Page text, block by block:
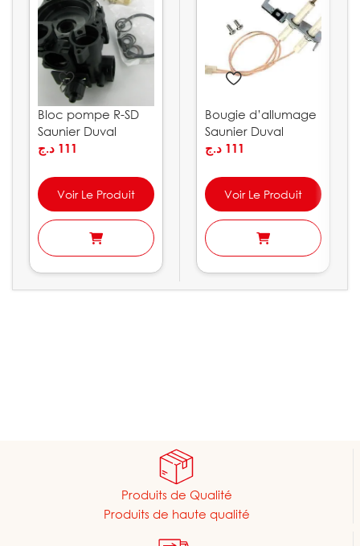
Bloc pompe R-SD
Saunier Duval
0020207140
111 د.ج
Voir Le Produit
Bougie d’allumage
Saunier Duval
S1003800
111 د.ج
Voir Le Produit
Produits de Qualité
Produits de haute qualité